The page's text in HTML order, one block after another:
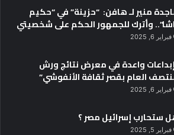
منير لـ هافن: “حزينة” في “حكيم
وأترك للجمهور الحكم على شخصيتي
فبراير 6, 2025
واعدة في معرض نتائج ورش
العام بقصر ثقافة الأنفوشي”
فبراير 6, 2025
ستحارب إسرائيل مصر ؟
فبراير 5, 2025